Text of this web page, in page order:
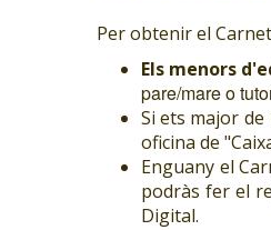
Per obtenir el
Els menors
pare/mare o
Si ets major de
oficina de
Enguany el
podràs fer el
Digital.